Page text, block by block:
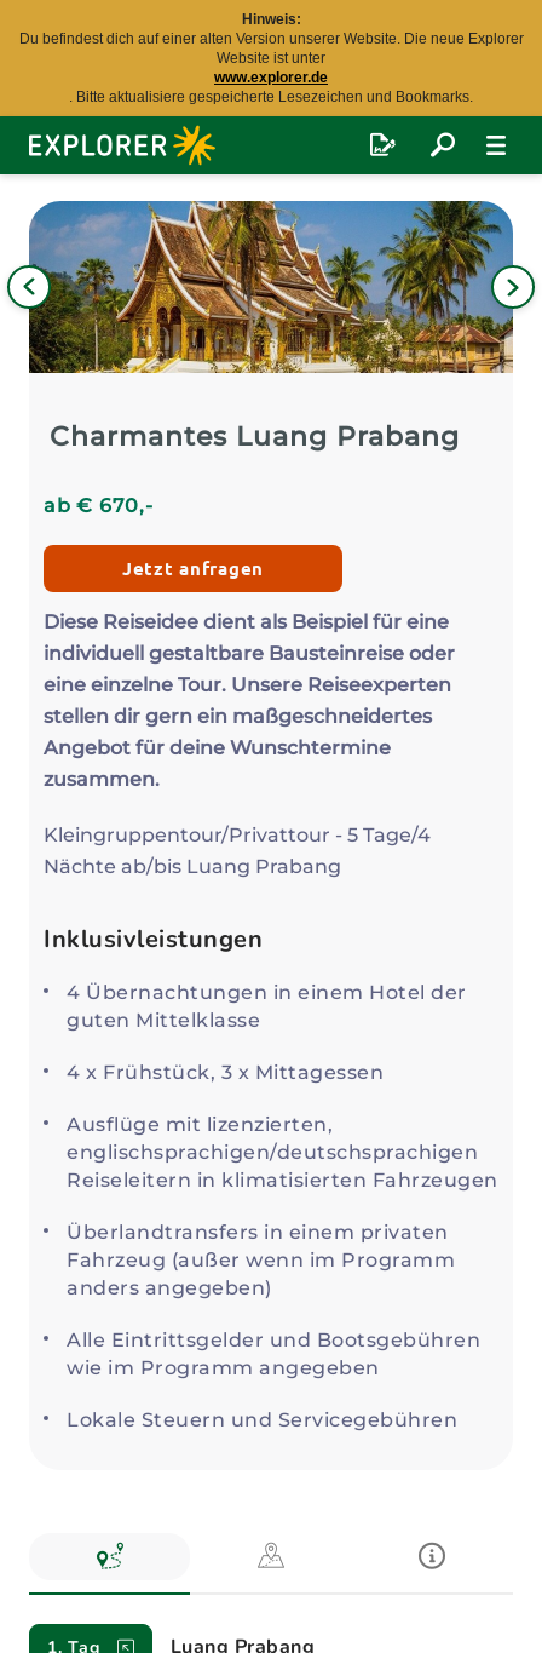
Hinweis:
Du befindest dich auf einer alten Version unserer Website. Die neue Explorer
Website ist unter
www.explorer.de
. Bitte aktualisiere gespeicherte Lesezeichen und Bookmarks.
Explorer
Fernreisen
Charmantes Luang Prabang
ab€ 670,-
Jetzt anfragen
Diese Reiseidee dient als Beispiel für eine
individuell gestaltbare Bausteinreise oder
eine einzelne Tour. Unsere Reiseexperten
stellen dir gern ein maßgeschneidertes
Angebot für deine Wunschtermine
zusammen.
Kleingruppentour/Privattour - 5 Tage/4
Nächte ab/bis Luang Prabang
Inklusivleistungen
4 Übernachtungen in einem Hotel der
guten Mittelklasse
4 x Frühstück, 3 x Mittagessen
Ausflüge mit lizenzierten,
englischsprachigen/deutschsprachigen
Reiseleitern in klimatisierten Fahrzeugen
Überlandtransfers in einem privaten
Fahrzeug (außer wenn im Programm
anders angegeben)
Alle Eintrittsgelder und Bootsgebühren
wie im Programm angegeben
Lokale Steuern und Servicegebühren
Reiseverlauf
1. Tag Luang Prabang